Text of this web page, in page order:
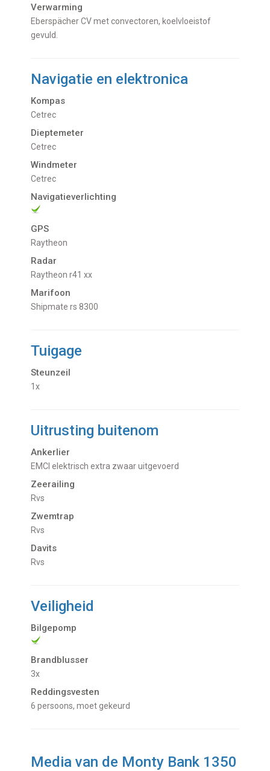
Verwarming
Eberspächer CV met convectoren, koelvloeistof
gevuld.
Navigatie en elektronica
Kompas
Cetrec
Dieptemeter
Cetrec
Windmeter
Cetrec
Navigatieverlichting
GPS
Raytheon
Radar
Raytheon r41 xx
Marifoon
Shipmate rs 8300
Tuigage
Steunzeil
1x
Uitrusting buitenom
Ankerlier
EMCI elektrisch extra zwaar uitgevoerd
Zeerailing
Rvs
Zwemtrap
Rvs
Davits
Rvs
Veiligheid
Bilgepomp
Brandblusser
3x
Reddingsvesten
6 persoons, moet gekeurd
Media van de Monty Bank 1350